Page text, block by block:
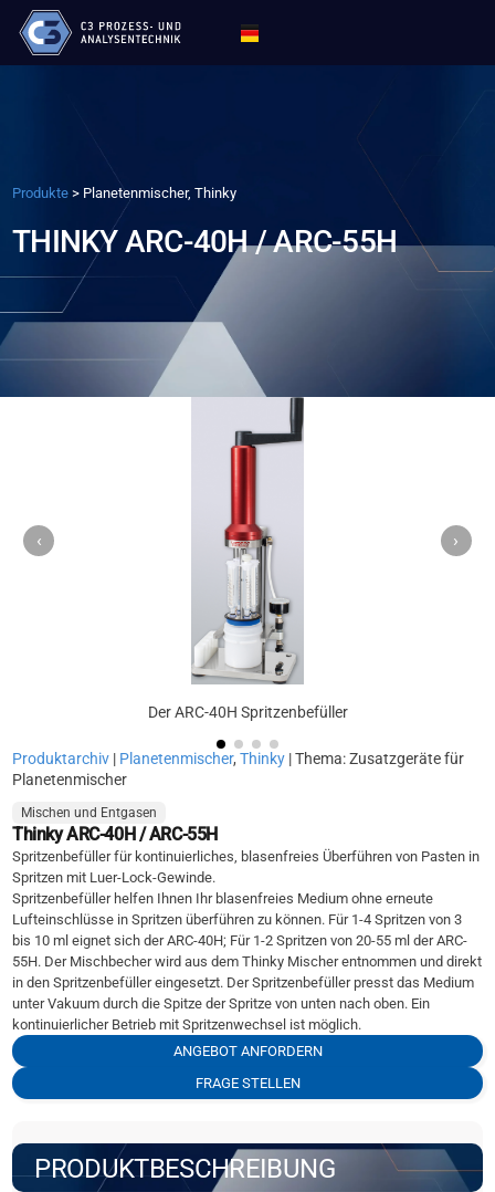
Produkte > Planetenmischer, Thinky
THINKY ARC-40H / ARC-55H
‹ ›
Der ARC-40H Spritzenbefüller
Produktarchiv | Planetenmischer,Thinky | Thema: Zusatzgeräte für
Planetenmischer
Mischen und Entgasen
Thinky ARC-40H / ARC-55H
Spritzenbefüller für kontinuierliches, blasenfreies Überführen von Pasten in
Spritzen mit Luer-Lock-Gewinde.
Spritzenbefüller helfen Ihnen Ihr blasenfreies Medium ohne erneute
Lufteinschlüsse in Spritzen überführen zu können. Für 1-4 Spritzen von 3
bis 10 ml eignet sich der ARC-40H; Für 1-2 Spritzen von 20-55 ml der ARC-
55H. Der Mischbecher wird aus dem Thinky Mischer entnommen und direkt
in den Spritzenbefüller eingesetzt. Der Spritzenbefüller presst das Medium
unter Vakuum durch die Spitze der Spritze von unten nach oben. Ein
kontinuierlicher Betrieb mit Spritzenwechsel ist möglich.
ANGEBOT ANFORDERN
FRAGE STELLEN
PRODUKTBESCHREIBUNG